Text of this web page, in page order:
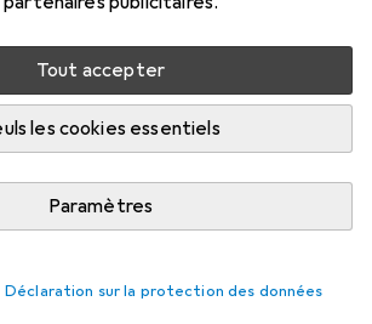
Tout accepter
les cookies essentiels
Paramètres
Déclaration sur la protection des données
à une utilisation mobile
max. dans le bac
optimal pour une utilisation
ou USB C pour